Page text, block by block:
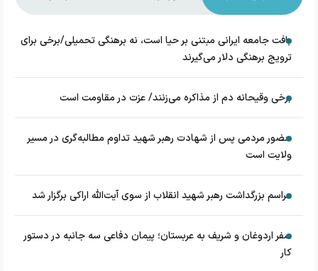
بافت جامعه ایرانی مبتنی بر حیا است، نه برهنگی تحمیلی/برخی برای
ترویج برهنگی دلار می‌گیرند
برخی وقیحانه دم از مذاکره می‌زنند/ عزت در مقاومت است
حضور مردمی پس از شهادت رهبر شهید تداوم مطالبه‌گری در مسیر
ولایت است
مراسم بزرگداشت رهبر شهید انقلاب از سوی آیت‌الله اراکی برگزار شد
سفر اردوغان و شریف به عربستان؛ پیمان دفاعی سه جانبه در دستور
کار